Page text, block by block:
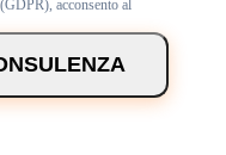
acconsento al